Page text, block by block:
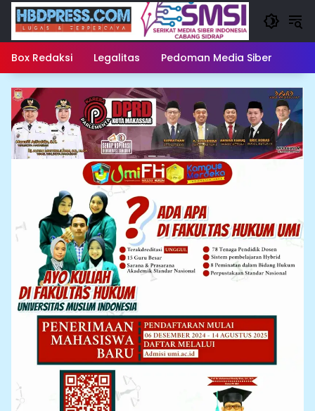
Langsung
konten
Box Redaksi Legalitas Pedoman Media Siber